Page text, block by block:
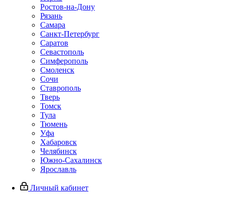
Ростов-на-Дону
Рязань
Самара
Санкт-Петербург
Саратов
Севастополь
Симферополь
Смоленск
Сочи
Ставрополь
Тверь
Томск
Тула
Тюмень
Уфа
Хабаровск
Челябинск
Южно-Сахалинск
Ярославль
Личный кабинет